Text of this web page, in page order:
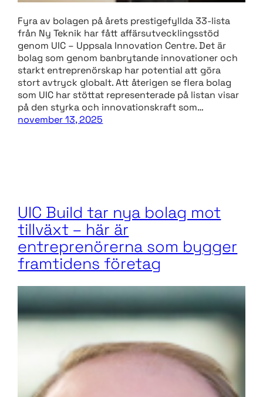
Fyra av bolagen på årets prestigefyllda 33-lista
från Ny Teknik har fått affärsutvecklingsstöd
genom UIC – Uppsala Innovation Centre. Det är
bolag som genom banbrytande innovationer och
starkt entreprenörskap har potential att göra
stort avtryck globalt. Att återigen se flera bolag
som UIC har stöttat representerade på listan visar
på den styrka och innovationskraft som…
november 13, 2025
UIC Build tar nya bolag mot
tillväxt – här är
entreprenörerna som bygger
framtidens företag